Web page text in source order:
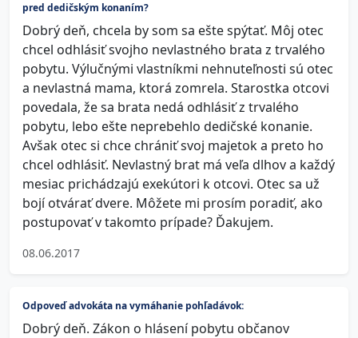
pred dedičským konaním?
Dobrý deň, chcela by som sa ešte spýtať. Môj otec
chcel odhlásiť svojho nevlastného brata z trvalého
pobytu. Výlučnými vlastníkmi nehnuteľnosti sú otec
a nevlastná mama, ktorá zomrela. Starostka otcovi
povedala, že sa brata nedá odhlásiť z trvalého
pobytu, lebo ešte neprebehlo dedičské konanie.
Avšak otec si chce chrániť svoj majetok a preto ho
chcel odhlásiť. Nevlastný brat má veľa dlhov a každý
mesiac prichádzajú exekútori k otcovi. Otec sa už
bojí otvárať dvere. Môžete mi prosím poradiť, ako
postupovať v takomto prípade? Ďakujem.
08.06.2017
Odpoveď advokáta na vymáhanie pohľadávok:
Dobrý deň. Zákon o hlásení pobytu občanov